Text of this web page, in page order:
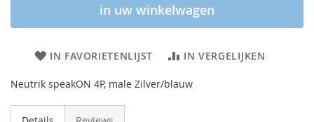
in uw winkelwagen
IN FAVORIETENLIJST IN VERGELIJKEN
Neutrik speakON 4P, male Zilver/blauw